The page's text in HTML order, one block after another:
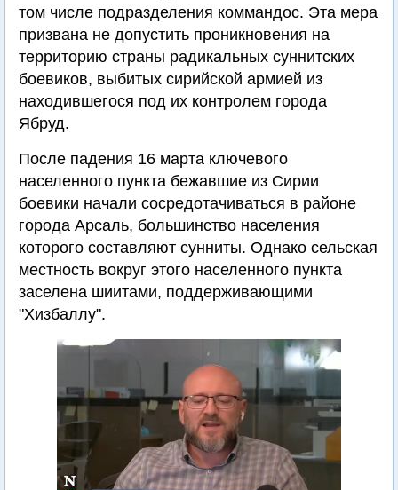
том числе подразделения коммандос. Эта мера
призвана не допустить проникновения на
территорию страны радикальных суннитских
боевиков, выбитых сирийской армией из
находившегося под их контролем города
Ябруд.
После падения 16 марта ключевого
населенного пункта бежавшие из Сирии
боевики начали сосредотачиваться в районе
города Арсаль, большинство населения
которого составляют сунниты. Однако сельская
местность вокруг этого населенного пункта
заселена шиитами, поддерживающими
"Хизбаллу".